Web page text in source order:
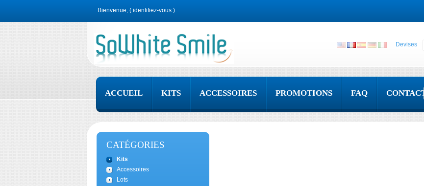
Bienvenue, ( identifiez-vous )
Devises
ACCUEIL KITS ACCESSOIRES PROMOTIONS FAQ CONTACT
CATÉGORIES
Kits
Accessoires
Lots